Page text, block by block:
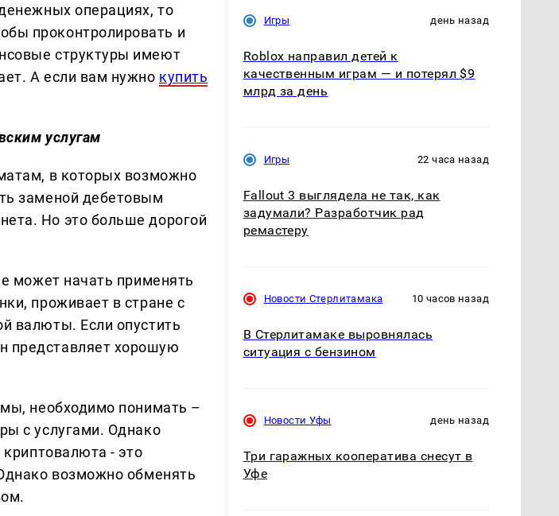
операциях, то
проконтролировать и
структуры имеют
А если вам нужно купить
услугам
в которых возможно
заменой дебетовым
Но это больше дорогой
может начать применять
проживает в стране с
валюты. Если опустить
представляет хорошую
необходимо понимать –
с услугами. Однако
- это
возможно обменять
Игры день назад
Roblox направил детей к
качественным играм — и потерял $9
млрд за день
Игры 22 часа назад
Fallout 3 выглядела не так, как
задумали? Разработчик рад
ремастеру
Новости Стерлитамака 10 часов назад
В Стерлитамаке выровнялась
ситуация с бензином
Новости Уфы день назад
Три гаражных кооператива снесут в
Уфе